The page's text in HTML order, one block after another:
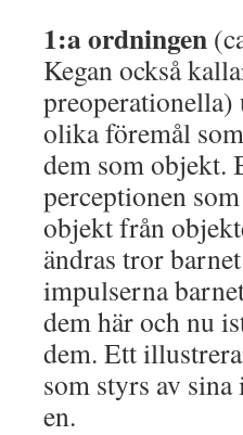
1:a ordningen
Kegan också
preoperationella)
olika föremål
dem som objekt.
perceptionen
objekt från
ändras tror
impulserna
dem här och nu
dem. Ett
som styrs av
en.